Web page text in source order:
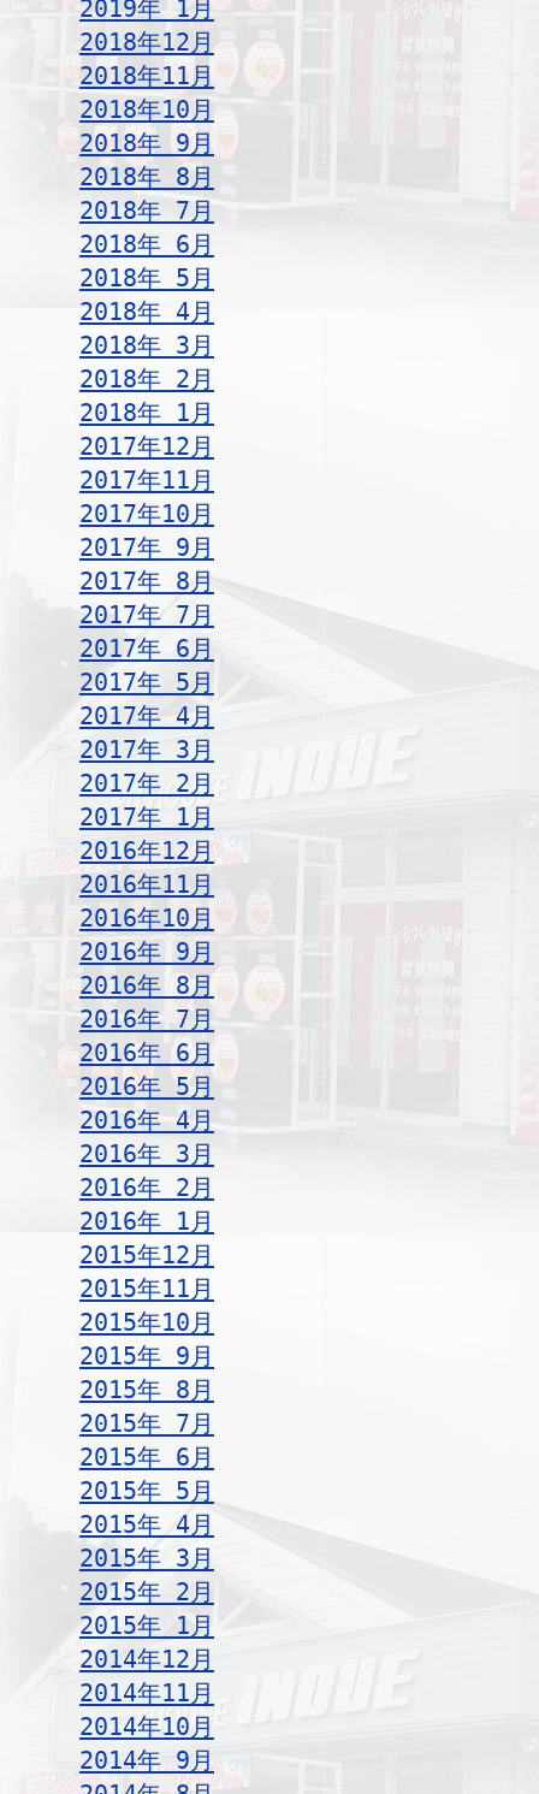
2019年 1月
2018年12月
2018年11月
2018年10月
2018年 9月
2018年 8月
2018年 7月
2018年 6月
2018年 5月
2018年 4月
2018年 3月
2018年 2月
2018年 1月
2017年12月
2017年11月
2017年10月
2017年 9月
2017年 8月
2017年 7月
2017年 6月
2017年 5月
2017年 4月
2017年 3月
2017年 2月
2017年 1月
2016年12月
2016年11月
2016年10月
2016年 9月
2016年 8月
2016年 7月
2016年 6月
2016年 5月
2016年 4月
2016年 3月
2016年 2月
2016年 1月
2015年12月
2015年11月
2015年10月
2015年 9月
2015年 8月
2015年 7月
2015年 6月
2015年 5月
2015年 4月
2015年 3月
2015年 2月
2015年 1月
2014年12月
2014年11月
2014年10月
2014年 9月